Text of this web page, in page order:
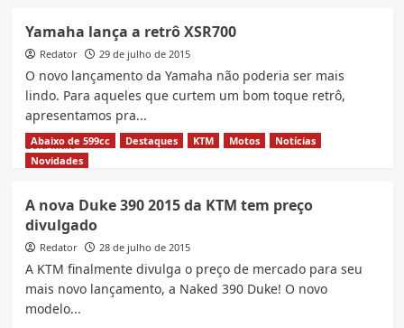
as
fotos
da
Honda
African
Twin
2016
Yamaha lança a retrô XSR700
Redator 29 de julho de 2015
O novo lançamento da Yamaha não poderia ser mais
lindo. Para aqueles que curtem um bom toque retrô,
apresentamos pra...
Leia MaisRead
more
lança
a
retrô
XSR700
Abaixo de 599cc Destaques KTM Motos
Notícias
Novidades
A nova Duke 390 2015 da KTM tem preço
divulgado
Redator 28 de julho de 2015
A KTM finalmente divulga o preço de mercado para seu
mais novo lançamento, a Naked 390 Duke! O novo
modelo...